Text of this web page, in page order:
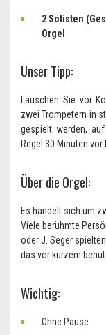
2 Solisten
Orgel
Unser Tipp:
Lauschen Sie vor
zwei Trompetern in
gespielt werden,
Regel 30 Minuten
Über die Orgel:
Es handelt sich um
Viele berühmte
oder J. Seger
das vor kurzem
Wichtig:
Ohne Pause